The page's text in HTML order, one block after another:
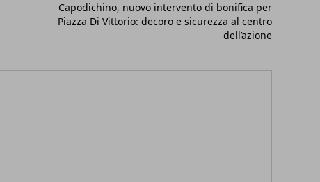
Capodichino, nuovo intervento di bonifica per
Piazza Di Vittorio: decoro e sicurezza al centro
dell’azione